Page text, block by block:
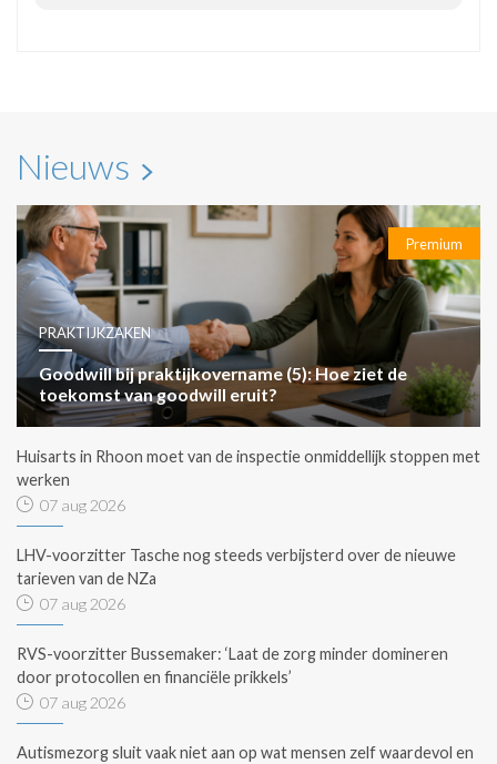
Nieuws
Premium
PRAKTIJKZAKEN
Goodwill bij praktijkovername (5): Hoe ziet de
toekomst van goodwill eruit?
Huisarts in Rhoon moet van de inspectie onmiddellijk stoppen met
werken
07 aug 2026
LHV-voorzitter Tasche nog steeds verbijsterd over de nieuwe
tarieven van de NZa
07 aug 2026
RVS-voorzitter Bussemaker: ‘Laat de zorg minder domineren
door protocollen en financiële prikkels’
07 aug 2026
Autismezorg sluit vaak niet aan op wat mensen zelf waardevol en